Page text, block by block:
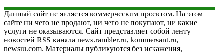
Данный сайт не является коммерческим проектом. На этом
сайте ни чего не продают, ни чего не покупают, ни какие
услуги не оказываются. Сайт представляет собой ленту
новостей RSS канала news.rambler.ru, kommersant.ru,
newsru.com. Материалы публикуются без искажения,